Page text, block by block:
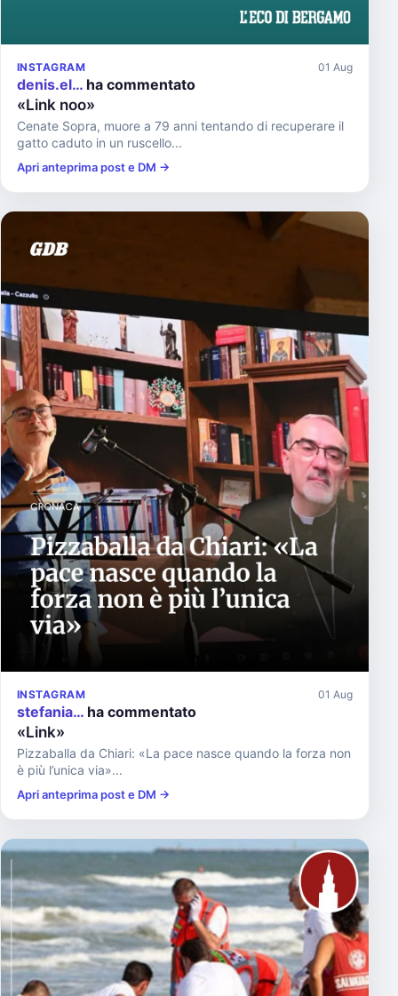
INSTAGRAM 01 Aug
denis.el… ha commentato
«Link noo»
Cenate Sopra, muore a 79 anni tentando di recuperare il
gatto caduto in un ruscello...
Apri anteprima post e DM →
INSTAGRAM 01 Aug
stefania… ha commentato
«Link»
Pizzaballa da Chiari: «La pace nasce quando la forza non
è più l’unica via»...
Apri anteprima post e DM →